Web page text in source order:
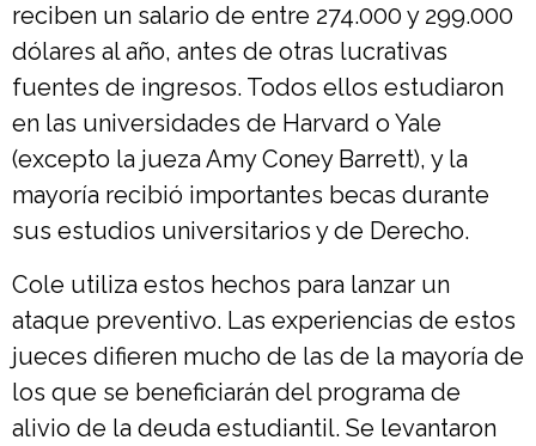
reciben un salario de entre 274.000 y 299.000
dólares al año, antes de otras lucrativas
fuentes de ingresos. Todos ellos estudiaron
en las universidades de Harvard o Yale
(excepto la jueza Amy Coney Barrett), y la
mayoría recibió importantes becas durante
sus estudios universitarios y de Derecho.
Cole utiliza estos hechos para lanzar un
ataque preventivo. Las experiencias de estos
jueces difieren mucho de las de la mayoría de
los que se beneficiarán del programa de
alivio de la deuda estudiantil. Se levantaron